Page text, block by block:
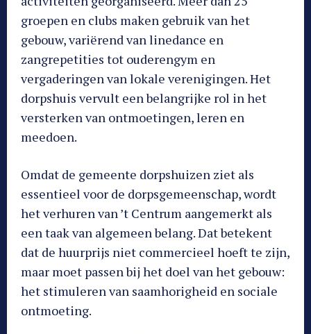
groepen en clubs maken gebruik van het
gebouw, variërend van linedance en
zangrepetities tot ouderengym en
vergaderingen van lokale verenigingen. Het
dorpshuis vervult een belangrijke rol in het
versterken van ontmoetingen, leren en
meedoen.
Omdat de gemeente dorpshuizen ziet als
essentieel voor de dorpsgemeenschap, wordt
het verhuren van ’t Centrum aangemerkt als
een taak van algemeen belang. Dat betekent
dat de huurprijs niet commercieel hoeft te zijn,
maar moet passen bij het doel van het gebouw:
het stimuleren van saamhorigheid en sociale
ontmoeting.